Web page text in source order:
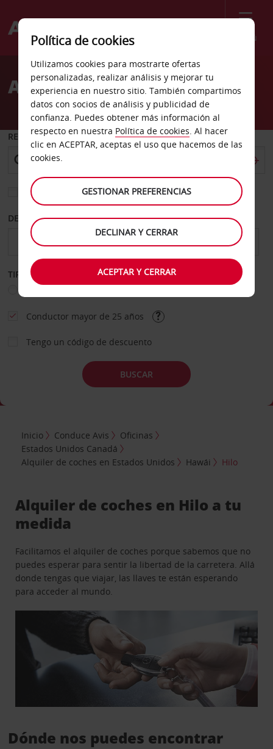
Menú
Welcome
AvisAlquiler de coches Hilo
RECOGER EN
Elegir otra oficina de devolución
DESDE HASTA
TIPO DE ALQUILER
Conductor mayor de 25 años
Tengo un código de descuento
BUSCAR
Inicio Conduce Avis
Oficinas
Estados Unidos Canadá
Alquiler de coches en Estados Unidos
Hawái Hilo
Alquiler de coches en Hilo a tu
medida
Facilitamos el alquiler de coches porque sabemos que no
puedes esperar para sentir la libertad de la carretera. Allá
donde tengas que viajar, las llaves te están esperando
para acceder al mundo.
Dónde nos puedes encontrar
Política de cookies
Utilizamos cookies para mostrarte ofertas
personalizadas, realizar análisis y mejorar tu
experiencia en nuestro sitio. También compartimos
datos con socios de análisis y publicidad de
confianza. Puedes obtener más información al
respecto en nuestra Política de cookies. Al hacer
clic en ACEPTAR, aceptas el uso que hacemos de las
cookies.
GESTIONAR PREFERENCIAS
DECLINAR Y CERRAR
ACEPTAR Y CERRAR